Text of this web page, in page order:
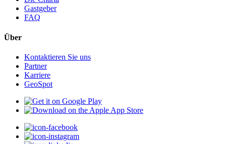
Gastgeber
FAQ
Über
Kontaktieren Sie uns
Partner
Karriere
GeoSpot